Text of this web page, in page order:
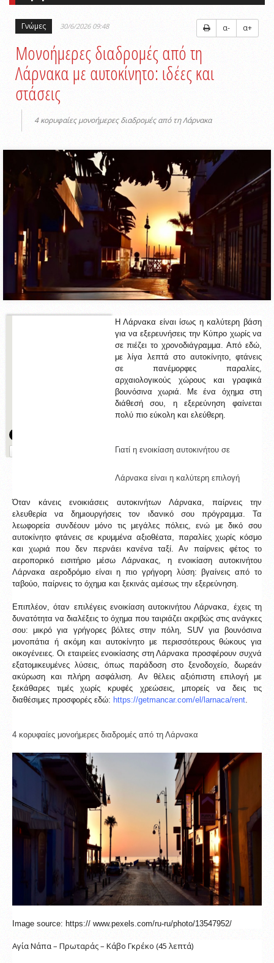
Γνώμες 30/6/2026 09:48 α- α+
Μονοήμερες διαδρομές από τη
Λάρνακα με αυτοκίνητο: ιδέες και
στάσεις
4 κορυφαίες μονοήμερες διαδρομές από τη Λάρνακα
Η Λάρνακα είναι ίσως η καλύτερη βάση
για να εξερευνήσεις την Κύπρο χωρίς να
σε πιέζει το χρονοδιάγραμμα. Από εδώ,
με λίγα λεπτά στο αυτοκίνητο, φτάνεις
σε πανέμορφες παραλίες,
αρχαιολογικούς χώρους και γραφικά
βουνόσινα χωριά. Με ένα όχημα στη
διάθεσή σου, η εξερεύνηση φαίνεται
πολύ πιο εύκολη και ελεύθερη.
Γιατί η ενοικίαση αυτοκινήτου σε
Λάρνακα είναι η καλύτερη επιλογή
Όταν κάνεις ενοικιάσεις αυτοκινήτων Λάρνακα, παίρνεις την
ελευθερία να δημιουργήσεις τον ιδανικό σου πρόγραμμα. Τα
λεωφορεία συνδέουν μόνο τις μεγάλες πόλεις, ενώ με δικό σου
αυτοκίνητο φτάνεις σε κρυμμένα αξιοθέατα, παραλίες χωρίς κόσμο
και χωριά που δεν περνάει κανένα ταξί. Αν παίρνεις φέτος το
αεροπορικό εισιτήριο μέσω Λάρνακας, η ενοικίαση αυτοκινήτου
Λάρνακα αεροδρόμιο είναι η πιο γρήγορη λύση: βγαίνεις από το
ταβούο, παίρνεις το όχημα και ξεκινάς αμέσως την εξερεύνηση.
Επιπλέον, όταν επιλέγεις ενοικίαση αυτοκινήτου Λάρνακα, έχεις τη
δυνατότητα να διαλέξεις το όχημα που ταιριάζει ακριβώς στις ανάγκες
σου: μικρό για γρήγορες βόλτες στην πόλη, SUV για βουνόσινα
μονοπάτια ή ακόμη και αυτοκίνητο με περισσότερους θώκους για
οικογένειες. Οι εταιρείες ενοικίασης στη Λάρνακα προσφέρουν συχνά
εξατομικευμένες λύσεις, όπως παράδοση στο ξενοδοχείο, δωρεάν
ακύρωση και πλήρη ασφάλιση. Αν θέλεις αξιόπιστη επιλογή με
ξεκάθαρες τιμές χωρίς κρυφές χρεώσεις, μπορείς να δεις τις
διαθέσιμες προσφορές εδώ: https://getmancar.com/el/larnaca/rent.
4 κορυφαίες μονοήμερες διαδρομές από τη Λάρνακα
Image source: https:// www.pexels.com/ru-ru/photo/13547952/
Αγία Νάπα – Πρωταράς – Κάβο Γκρέκο (45 λεπτά)